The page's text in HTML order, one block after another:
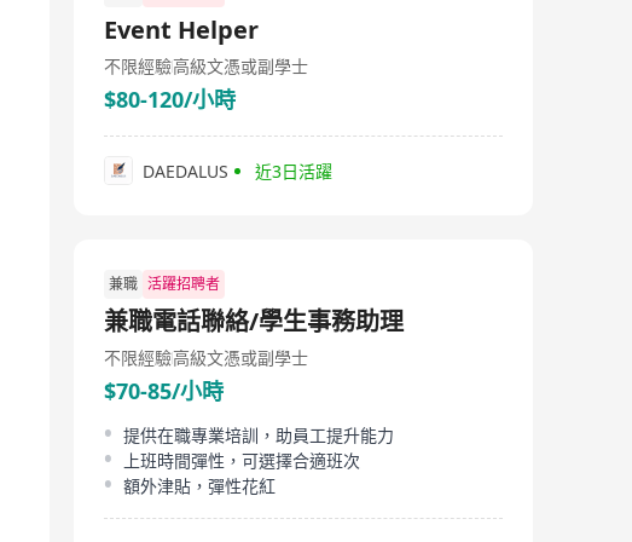
国最大的社区餐饮新零售公司、 中国最大的预制菜生产销
售公司、中国亿万家庭餐桌的入口，形成新生活方式——
在家吃就锅圈！
Event Helper
不限經驗高級文憑或副學士
$80-120/小時
DAEDALUS 近3日活躍
兼職 活躍招聘者
兼職電話聯絡/學生事務助理
不限經驗高級文憑或副學士
$70-85/小時
提供在職專業培訓，助員工提升能力
上班時間彈性，可選擇合適班次
額外津貼，彈性花紅